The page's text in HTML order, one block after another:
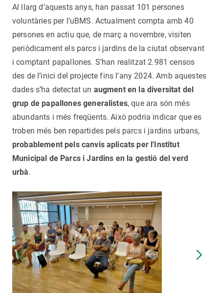
Al llarg d’aquests anys, han passat 101 persones
voluntàries per l’uBMS. Actualment compta amb 40
persones en actiu que, de març a novembre, visiten
periòdicament els parcs i jardins de la ciutat observant
i comptant papallones. S’han realitzat 2.981 censos
des de l’inici del projecte fins l’any 2024. Amb aquestes
dades s’ha detectat un augment en la diversitat del
grup de papallones generalistes, que ara són més
abundants i més freqüents. Això podria indicar que es
troben més ben repartides pels parcs i jardins urbans,
probablement pels canvis aplicats per l'Institut
Municipal de Parcs i Jardins en la gestió del verd
urbà.